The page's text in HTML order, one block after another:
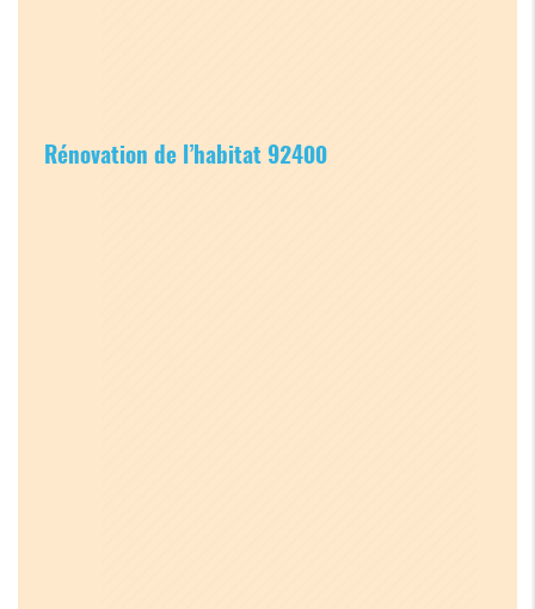
Rénovation de l’habitat 92400